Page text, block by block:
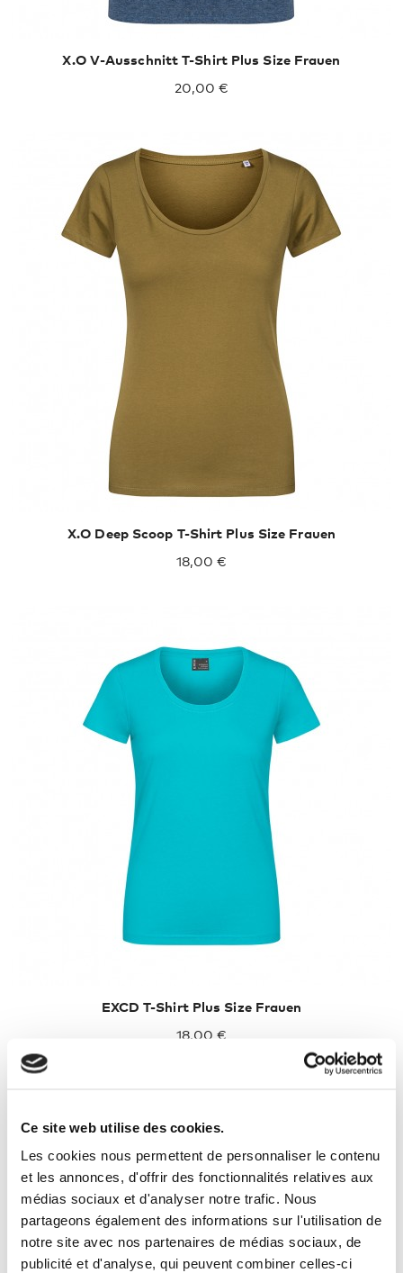
Ce site web utilise des cookies.
Les cookies nous permettent de personnaliser le contenu
et les annonces, d'offrir des fonctionnalités relatives aux
médias sociaux et d'analyser notre trafic. Nous
partageons également des informations sur l'utilisation de
notre site avec nos partenaires de médias sociaux, de
publicité et d'analyse, qui peuvent combiner celles-ci
X.O V-Ausschnitt T-Shirt Plus Size Frauen
20,00 €
X.O Deep Scoop T-Shirt Plus Size Frauen
18,00 €
EXCD T-Shirt Plus Size Frauen
18,00 €